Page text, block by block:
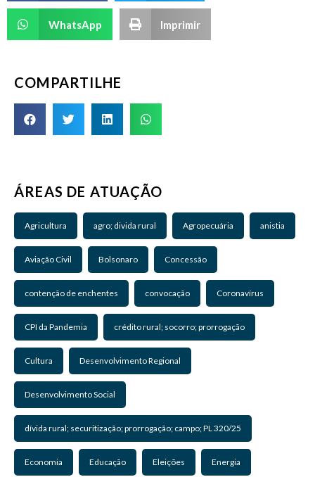
WhatsApp Imprimir
COMPARTILHE
ÁREAS DE ATUAÇÃO
Agricultura agro; divida rural Agropecuária anistia
Aviação Civil Bolsonaro Concessão
contenção de enchentes convocação Coronavírus
CPI da Pandemia crédito rural; socorro; prorrogação
Cultura Desenvolvimento Regional
Desenvolvimento Social
dívida rural; securitização; prorrogação; campo; PL 320/25
Economia Educação Eleições Energia